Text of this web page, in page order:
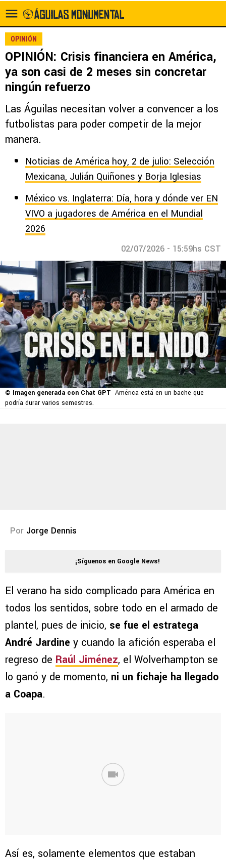
OPINIÓN
OPINIÓN: Crisis financiera en América,
ya son casi de 2 meses sin concretar
ningún refuerzo
Las Águilas necesitan volver a convencer a los
futbolistas para poder competir de la mejor
manera.
Noticias de América hoy, 2 de julio: Selección
Mexicana, Julián Quiñones y Borja Iglesias
México vs. Inglaterra: Día, hora y dónde ver EN
VIVO a jugadores de América en el Mundial
2026
02/07/2026 - 15:59hs CST
© Imagen generada con Chat GPT América está en un bache que
podría durar varios semestres.
Por Jorge Dennis
¡Síguenos en Google News!
El verano ha sido complicado para América en
todos los sentidos, sobre todo en el armado de
plantel, pues de inicio, se fue el estratega
André Jardine y cuando la afición esperaba el
regreso de Raúl Jiménez, el Wolverhampton se
lo ganó y de momento, ni un fichaje ha llegado
a Coapa.
Así es, solamente elementos que estaban